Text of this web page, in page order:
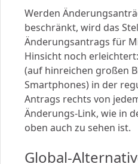
Werden
beschränkt, wird das
Änderungsantrags für
Hinsicht noch
(auf hinreichen großen
Smartphones) in der
Antrags rechts von
Änderungs-Link, wie in
oben auch zu sehen ist.
Global-